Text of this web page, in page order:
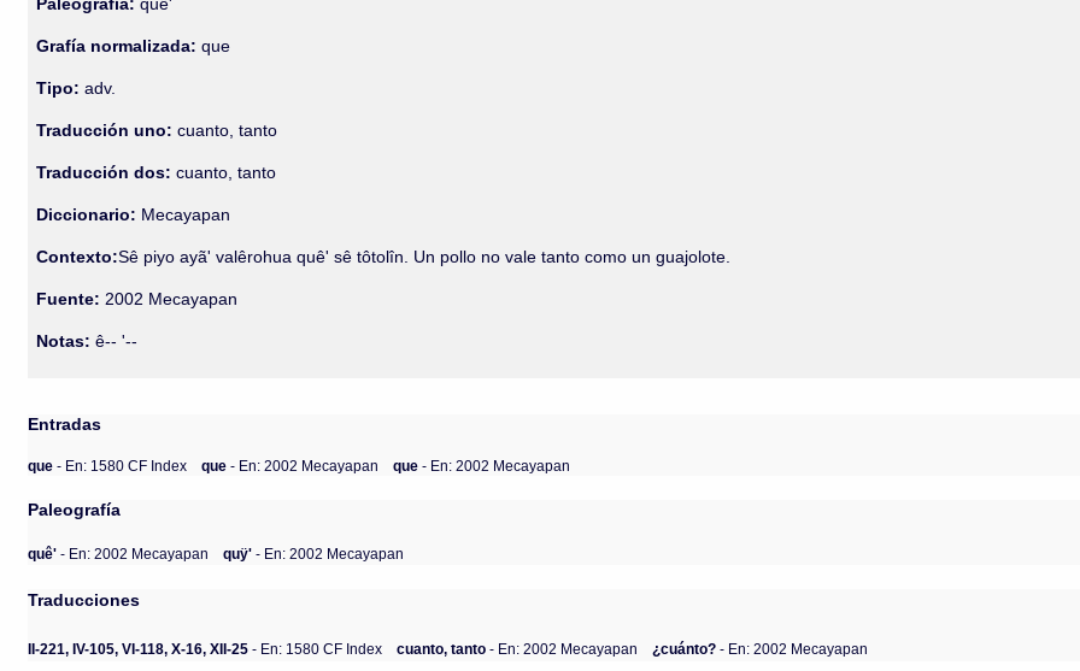
Paleografía: quê'
Grafía normalizada: que
Tipo: adv.
Traducción uno: cuanto, tanto
Traducción dos: cuanto, tanto
Diccionario: Mecayapan
Contexto:Sê piyo ayã' valêrohua quê' sê tôtolîn. Un pollo no vale tanto como un guajolote.
Fuente: 2002 Mecayapan
Notas: ê-- '--
Entradas
que- En: 1580 CF Index que- En: 2002 Mecayapan que- En: 2002 Mecayapan
Paleografía
quê' - En: 2002 Mecayapan quÿ' - En: 2002 Mecayapan
Traducciones
II-221, IV-105, VI-118, X-16, XII-25 - En: 1580 CF Index cuanto, tanto - En: 2002 Mecayapan ¿cuánto? - En: 2002 Mecayapan